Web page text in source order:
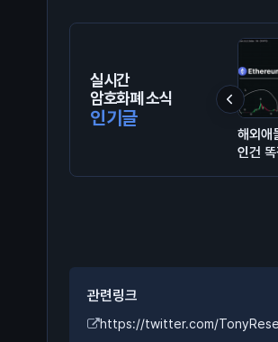
실시간
암호화폐 소식
인기글
해외애
인건
관련링크
https://twitter.com/